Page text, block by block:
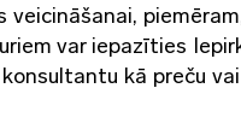
var iepazīties
kā preču